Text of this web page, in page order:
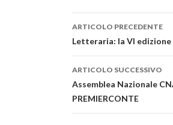
Navigazione
articolo
ARTICOLO PRECEDENTE
Letteraria: la VI
ARTICOLO SUCCESSIVO
Assemblea Nazionale
PREMIERCONTE